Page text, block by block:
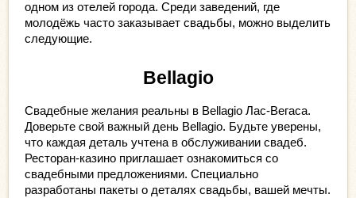
одном из отелей города. Среди заведений, где
молодёжь часто заказывает свадьбы, можно выделить
следующие.
Bellagio
Свадебные желания реальны в Bellagio Лас-Вегаса.
Доверьте свой важный день Bellagio. Будьте уверены,
что каждая деталь учтена в обслуживании свадеб.
Ресторан-казино приглашает ознакомиться со
свадебными предложениями. Специально
разработаны пакеты о деталях свадьбы, вашей мечты.